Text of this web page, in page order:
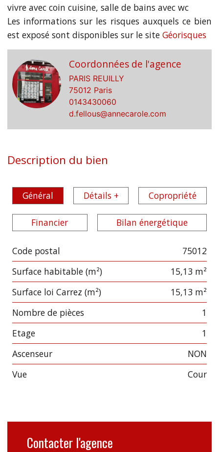
vivre avec coin cuisine, salle de bains avec wc
Les informations sur les risques auxquels ce bien
est exposé sont disponibles sur le site Géorisques
Coordonnées de l'agence
PARIS REUILLY
75012 Paris
0143430060
d.fellous@annecarole.com
Description du bien
Général Détails + Copropriété
Financier Bilan énergétique
Label Value
Code postal
75012
Surface habitable (m²)
15,13 m²
Surface loi Carrez (m²)
15,13 m²
Nombre de pièces
1
Etage
1
Ascenseur
NON
Vue
cour
Contacter l'agence